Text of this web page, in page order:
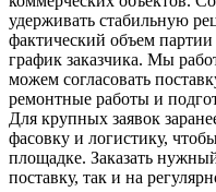
удерживать стабильную
фактический объем
график заказчика. Мы
можем согласовать
ремонтные работы и
Для крупных заявок
фасовку и логистику,
площадке. Заказать
поставку, так и на